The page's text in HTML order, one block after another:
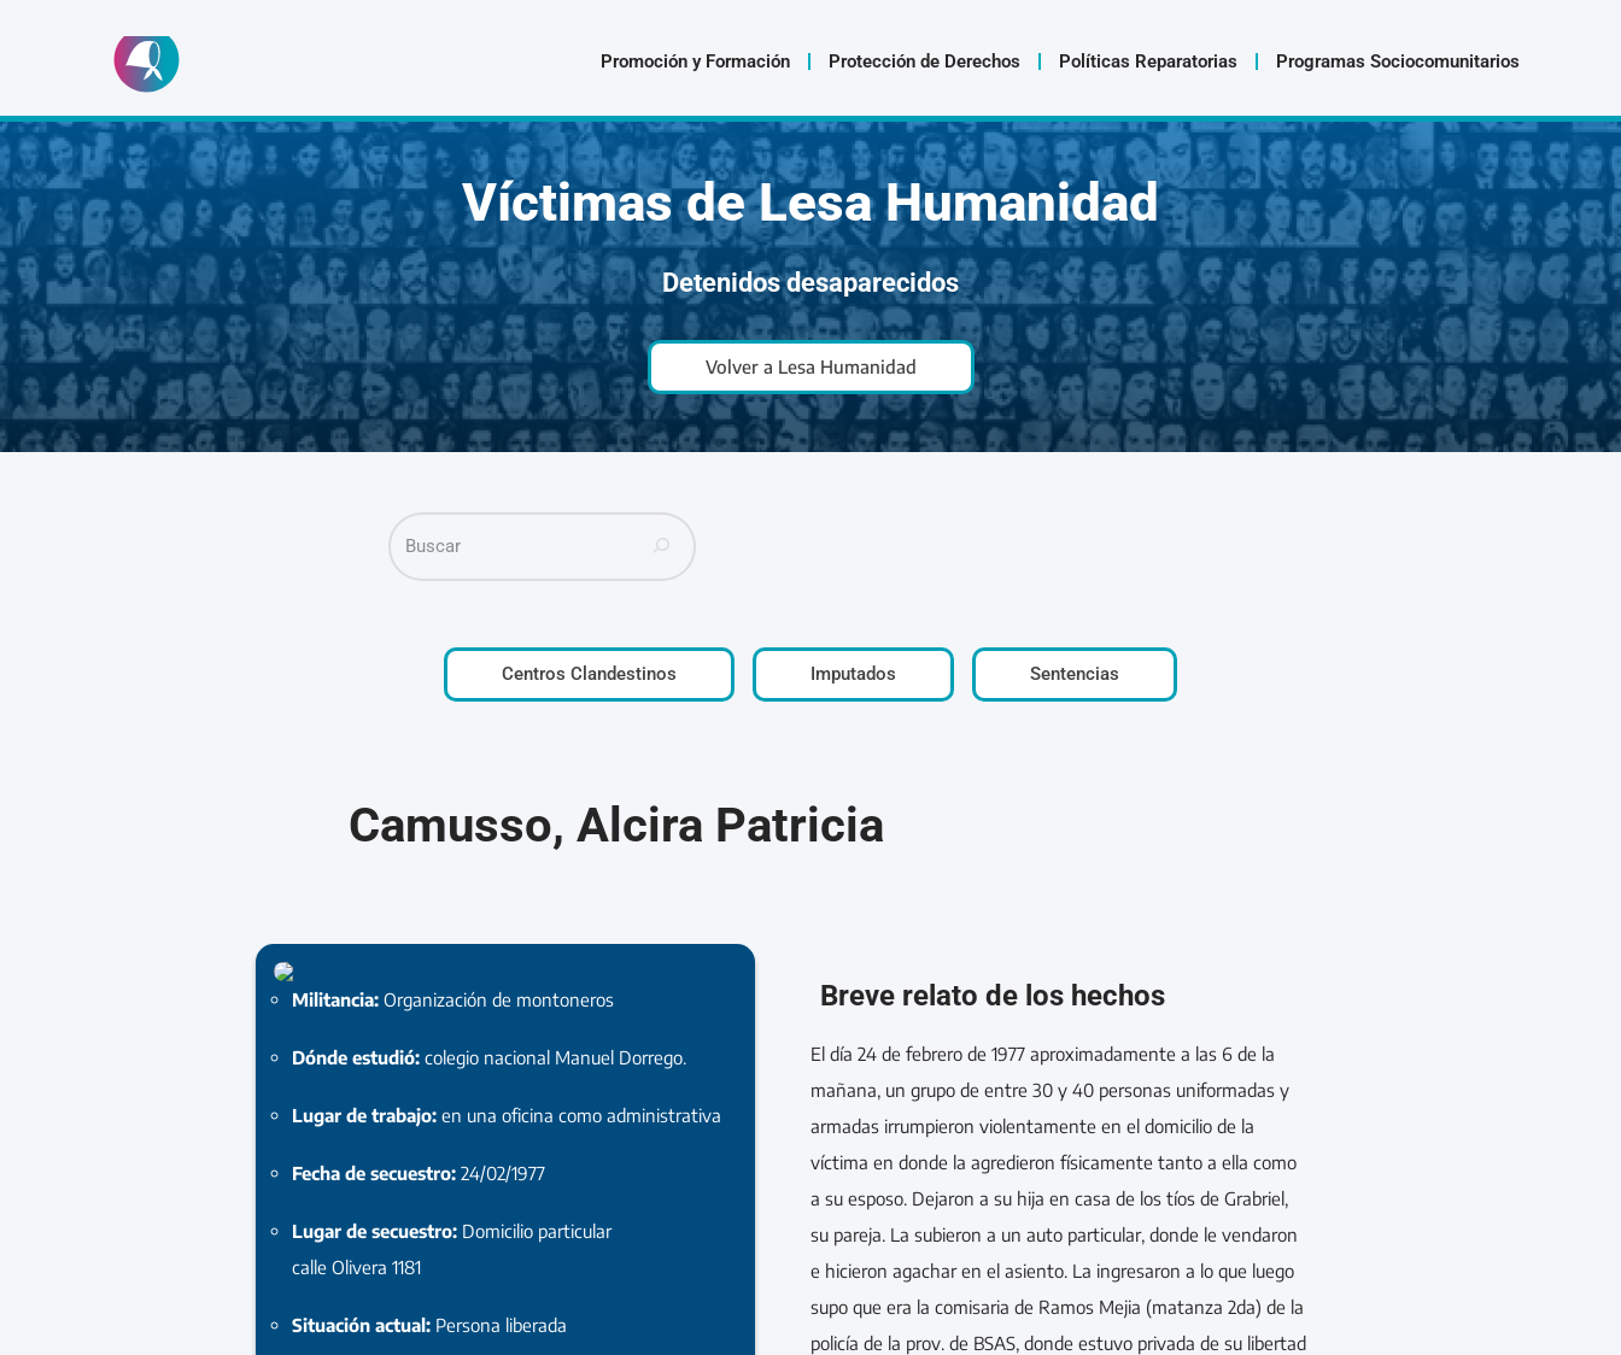
al
contenido
Promoción y Formación Protección de Derechos Políticas Reparatorias Programas Sociocomunitarios
Víctimas de Lesa Humanidad
Detenidos desaparecidos
Volver a Lesa Humanidad
Centros Clandestinos Imputados Sentencias
Camusso, Alcira Patricia
Militancia:Organización de montoneros
Dónde estudió:colegio nacional Manuel Dorrego.
Lugar de trabajo:en una oficina como administrativa
Fecha de secuestro:24/02/1977
Lugar de secuestro: Domicilio particular
calle Olivera 1181
Situación actual: Persona liberada
Breve relato de los hechos
El día 24 de febrero de 1977 aproximadamente a las 6 de la
mañana, un grupo de entre 30 y 40 personas uniformadas y
armadas irrumpieron violentamente en el domicilio de la
víctima en donde la agredieron físicamente tanto a ella como
a su esposo. Dejaron a su hija en casa de los tíos de Grabriel,
su pareja. La subieron a un auto particular, donde le vendaron
e hicieron agachar en el asiento. La ingresaron a lo que luego
supo que era la comisaria de Ramos Mejia (matanza 2da) de la
policía de la prov. de BSAS, donde estuvo privada de su libertad